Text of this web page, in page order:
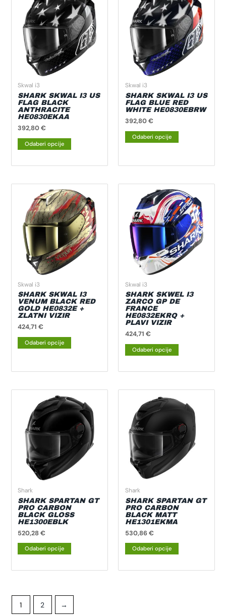
Skwal i3
SHARK SKWAL I3 US
FLAG BLACK
ANTHRACITE
HE0830EKAA
392,80€
Odaberi opcije
proizvod
ima
više
varijanti.
Opcije
se
na
Skwal i3
SHARK SKWAL I3 US
FLAG BLUE RED
WHITE HE0830EBRW
392,80€
Odaberi opcije
proizvod
ima
više
varijanti.
Opcije
se
na
stranici
Skwal i3
SHARK SKWAL I3
VENUM BLACK RED
GOLD HE0832E +
ZLATNI VIZIR
424,71€
Odaberi opcije
Ovaj
proizvod
ima
više
varijanti.
Opcije
se
na
stranici
Skwal i3
SHARK SKWEL I3
ZARCO GP DE
FRANCE
HE0832EKRQ +
PLAVI VIZIR
424,71 €
Odaberi opcije
Ovaj
proizvod
ima
više
varijanti.
Opcije
se
na
stranici
proizvoda
Shark
SHARK SPARTAN GT
PRO CARBON
BLACK GLOSS
HE1300EBLK
520,28€
Odaberi opcije
Ovaj
proizvod
ima
više
varijanti.
Opcije
se
na
stranici
Shark
SHARK SPARTAN GT
PRO CARBON
BLACK MATT
HE1301EKMA
530,86€
Odaberi opcije
proizvod
više
varijanti.
Opcije
se
na
stranici
1 2 →